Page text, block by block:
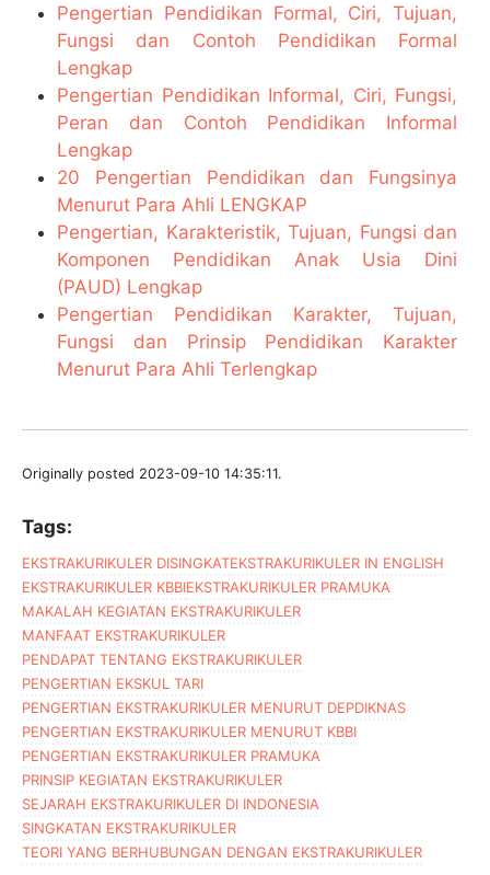
Pengertian Pendidikan Formal, Ciri, Tujuan,
Fungsi dan Contoh Pendidikan Formal
Lengkap
Pengertian Pendidikan Informal, Ciri, Fungsi,
Peran dan Contoh Pendidikan Informal
Lengkap
20 Pengertian Pendidikan dan Fungsinya
Menurut Para Ahli LENGKAP
Pengertian, Karakteristik, Tujuan, Fungsi dan
Komponen Pendidikan Anak Usia Dini
(PAUD) Lengkap
Pengertian Pendidikan Karakter, Tujuan,
Fungsi dan Prinsip Pendidikan Karakter
Menurut Para Ahli Terlengkap
Originally posted 2023-09-10 14:35:11.
Tags:
EKSTRAKURIKULER DISINGKATEKSTRAKURIKULER IN ENGLISH
EKSTRAKURIKULER KBBIEKSTRAKURIKULER PRAMUKA
MAKALAH KEGIATAN EKSTRAKURIKULER
MANFAAT EKSTRAKURIKULER
PENDAPAT TENTANG EKSTRAKURIKULER
PENGERTIAN EKSKUL TARI
PENGERTIAN EKSTRAKURIKULER MENURUT DEPDIKNAS
PENGERTIAN EKSTRAKURIKULER MENURUT KBBI
PENGERTIAN EKSTRAKURIKULER PRAMUKA
PRINSIP KEGIATAN EKSTRAKURIKULER
SEJARAH EKSTRAKURIKULER DI INDONESIA
SINGKATAN EKSTRAKURIKULER
TEORI YANG BERHUBUNGAN DENGAN EKSTRAKURIKULER